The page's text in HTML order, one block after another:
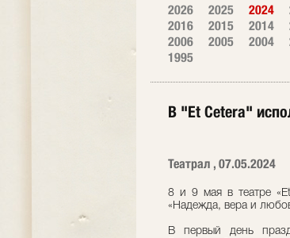
2026 2025 2024
2016
2015 2014
2006
2005 2004
1995
В "Et Cetera"
Театрал , 07.05.2024
8 и 9 мая в театре
«Надежда, вера и
В первый день